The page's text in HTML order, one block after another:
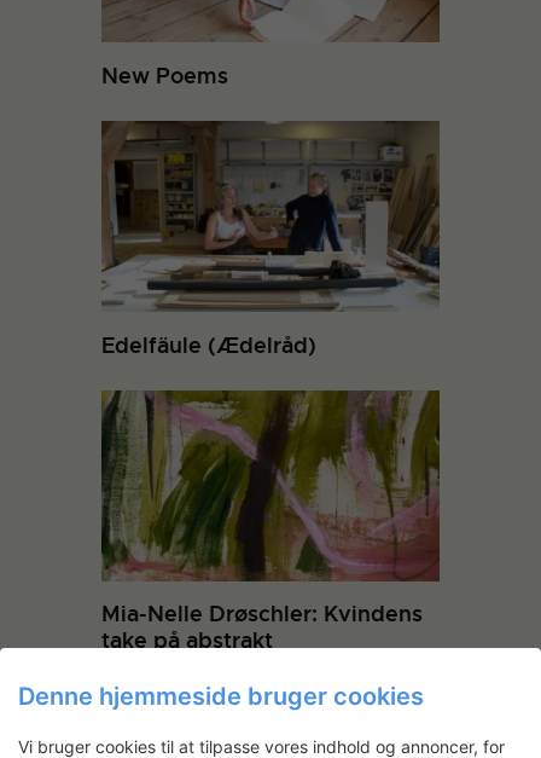
New Poems
Edelfäule (Ædelråd)
Mia-Nelle Drøschler: Kvindens
take på abstrakt
Denne hjemmeside bruger cookies
Vi bruger cookies til at tilpasse vores indhold og annoncer, for